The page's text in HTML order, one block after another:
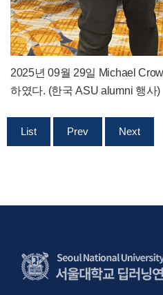
2025년 09월 29일 Michael
하였다. (한국 ASU alumni 행사)
List Prev Next